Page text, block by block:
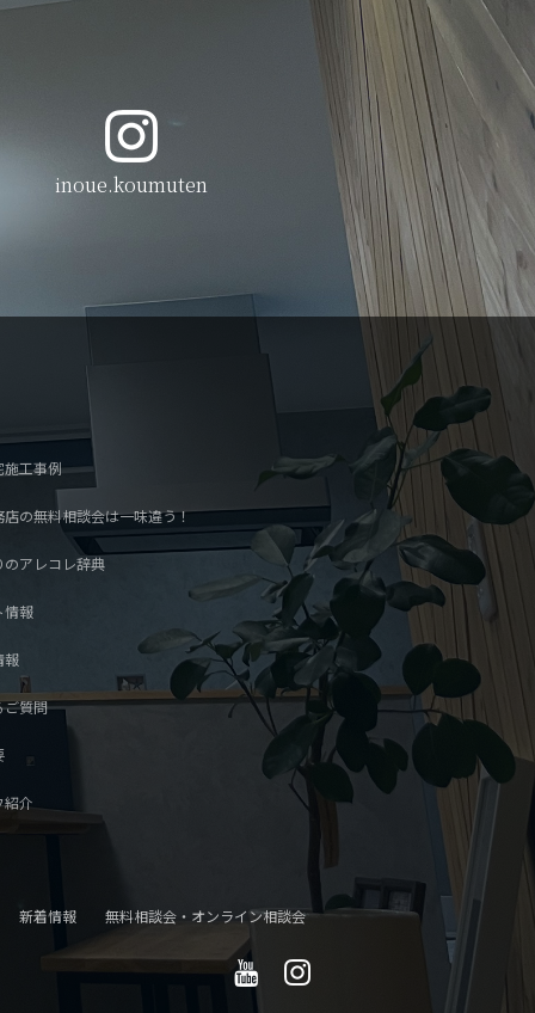
inoue.koumuten
施工事例
店の無料相談会は一味違う！
のアレコレ辞典
情報
報
ご質問
紹介
新着情報 無料相談会・オンライン相談会